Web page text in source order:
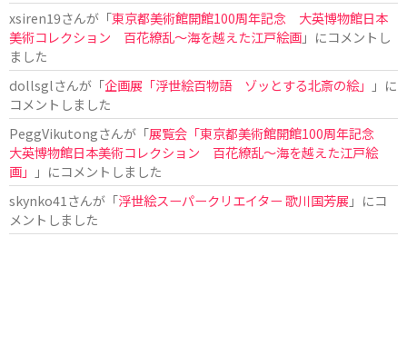
xsiren19さんが「東京都美術館開館100周年記念 大英博物館日本
美術コレクション 百花繚乱～海を越えた江戸絵画」にコメントし
ました
dollsglさんが「企画展「浮世絵百物語 ゾッとする北斎の絵」
」に
コメントしました
PeggVikutongさんが「展覧会「東京都美術館開館100周年記念
大英博物館日本美術コレクション 百花繚乱〜海を越えた江戸絵
画」
」にコメントしました
skynko41 さんが「浮世絵スーパークリエイター 歌川国芳展 」にコ
メントしました